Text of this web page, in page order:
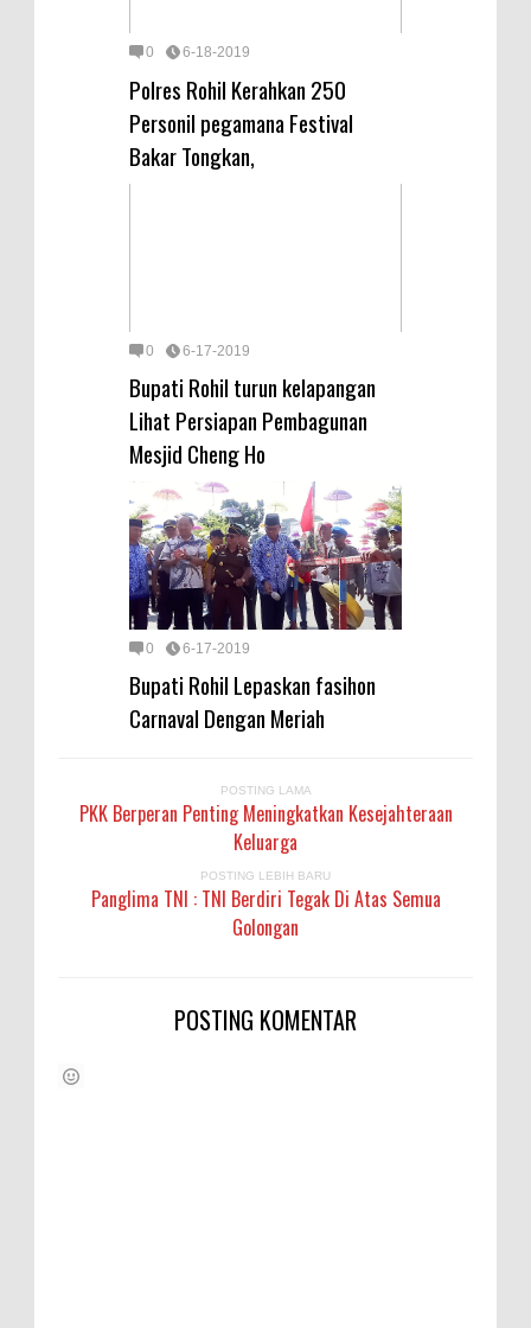
0 6-18-2019
Polres Rohil Kerahkan 250
Personil pegamana Festival
Bakar Tongkan,
0 6-17-2019
Bupati Rohil turun kelapangan
Lihat Persiapan Pembagunan
Mesjid Cheng Ho
0 6-17-2019
Bupati Rohil Lepaskan fasihon
Carnaval Dengan Meriah
POSTING LAMA
PKK Berperan Penting Meningkatkan Kesejahteraan
Keluarga
POSTING LEBIH BARU
Panglima TNI : TNI Berdiri Tegak Di Atas Semua
Golongan
POSTING KOMENTAR